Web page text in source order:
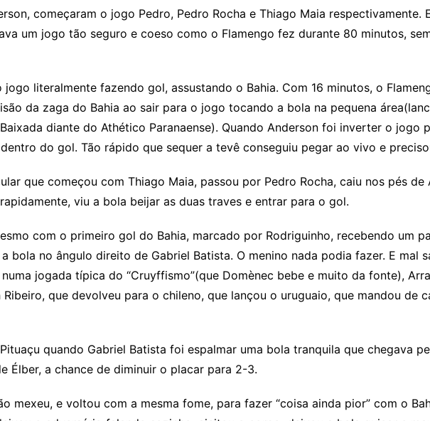
começaram o jogo Pedro, Pedro Rocha e Thiago Maia respectivamente.
um jogo tão seguro e coeso como o Flamengo fez durante 80 minutos,
literalmente fazendo gol, assustando o Bahia. Com 16 minutos, o
da zaga do Bahia ao sair para o jogo tocando a bola na pequena
diante do Athético Paranaense). Quando Anderson foi inverter o jogo
do gol. Tão rápido que sequer a tevê conseguiu pegar ao vivo e
que começou com Thiago Maia, passou por Pedro Rocha, caiu nos pés de
viu a bola beijar as duas traves e entrar para o gol.
com o primeiro gol do Bahia, marcado por Rodriguinho, recebendo um
bola no ângulo direito de Gabriel Batista. O menino nada podia fazer. E mal
jogada típica do “Cruyffismo”(que Domènec bebe e muito da fonte),
que devolveu para o chileno, que lançou o uruguaio, que mandou de
quando Gabriel Batista foi espalmar uma bola tranquila que chegava
Élber, a chance de diminuir o placar para 2-3.
mexeu, e voltou com a mesma fome, para fazer “coisa ainda pior” com o